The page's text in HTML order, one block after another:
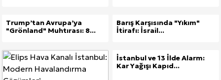
Trump’tan Avrupa’ya
"Grönland" Muhtırası: 8...
Barış Karşısında "Yıkım"
İtirafı: İsrail...
İstanbul ve 13 İlde Alarm:
Kar Yağışı Kapıd...